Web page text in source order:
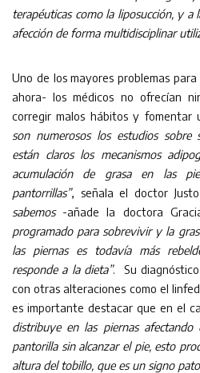
terapéuticas como la liposucción, y
afección de forma multidisciplinar
Uno de los mayores problemas
ahora- los médicos no ofrecían
corregir malos hábitos y fomentar
son numerosos los estudios
están claros los mecanismos
acumulación de grasa en las
pantorrillas”, señala el doctor
sabemos -añade la doctora
programado para sobrevivir y la
las piernas es todavía más
responde a la dieta”. Su
con otras alteraciones como el
es importante destacar que en el
distribuye en las piernas afectando
pantorilla sin alcanzar el pie, esto
altura del tobillo, que es un signo